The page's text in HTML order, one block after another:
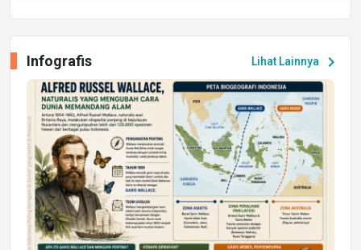
Peluang Kerja dan Magang
Jumat, 17 Jul 2026 22:30
DAERAH
Astra Motor Kalimantan Timur 2 Dukung
Mahasiswa Samarinda dalam Astra
Honda SDGs Future Leaders 2026
Jumat, 10 Jul 2026 19:01
Lihat Lainnya chevron_right
Infografis